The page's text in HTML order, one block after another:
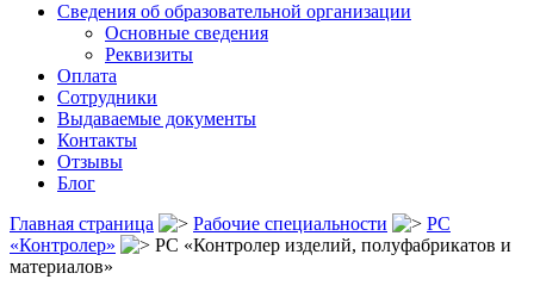
Сведения об образовательной организации
Основные сведения
Реквизиты
Оплата
Сотрудники
Выдаваемые документы
Контакты
Отзывы
Блог
Главная страница
Рабочие специальности
РС
«Контролер»
РС «Контролер изделий, полуфабрикатов и
материалов»